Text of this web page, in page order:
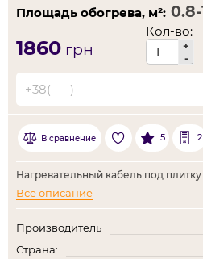
Площадь обогрева, м²:
1860 грн
Кол-во:
+
-
В сравнение 5 2
Нагревательный кабель под плитку
Все описание
Производитель
Страна: